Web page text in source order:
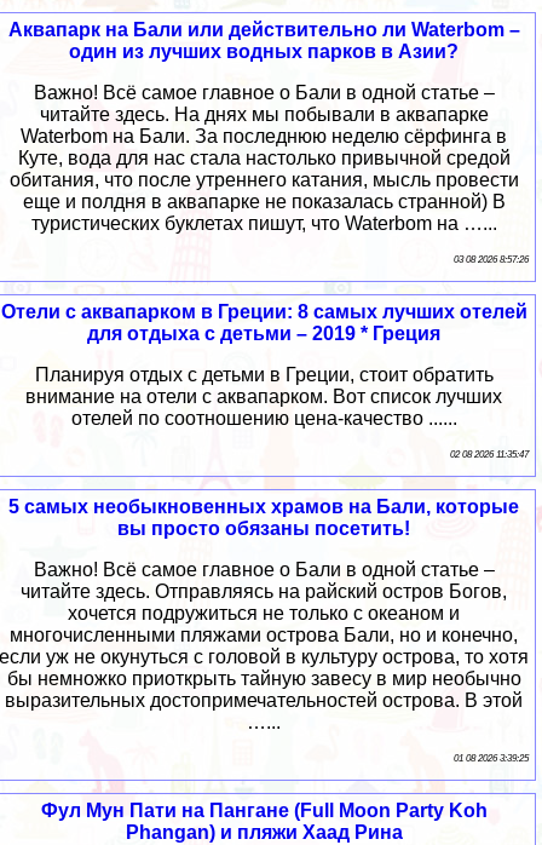
Аквапарк на Бали или действительно ли Waterbom –
один из лучших водных парков в Азии?
Важно! Всё самое главное о Бали в одной статье –
читайте здесь. На днях мы побывали в аквапарке
Waterbom на Бали. За последнюю неделю сёрфинга в
Куте, вода для нас стала настолько привычной средой
обитания, что после утреннего катания, мысль провести
еще и полдня в аквапарке не показалась странной) В
туристических буклетах пишут, что Waterbom на …...
03 08 2026 8:57:26
Отели с аквапарком в Греции: 8 самых лучших отелей
для отдыха с детьми – 2019 * Греция
Планируя отдых с детьми в Греции, стоит обратить
внимание на отели с аквапарком. Вот список лучших
отелей по соотношению цена-качество ......
02 08 2026 11:35:47
5 самых необыкновенных храмов на Бали, которые
вы просто обязаны посетить!
Важно! Всё самое главное о Бали в одной статье –
читайте здесь. Отправляясь на райский остров Богов,
хочется подружиться не только с океаном и
многочисленными пляжами острова Бали, но и конечно,
если уж не окунуться с головой в культуру острова, то хотя
бы немножко приоткрыть тайную завесу в мир необычно
выразительных достопримечательностей острова. В этой
…...
01 08 2026 3:39:25
Фул Мун Пати на Пангане (Full Moon Party Koh
Phangan) и пляжи Хаад Рина